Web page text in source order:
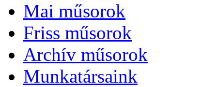
Mai műsorok
Friss műsorok
Archív műsorok
Munkatársaink